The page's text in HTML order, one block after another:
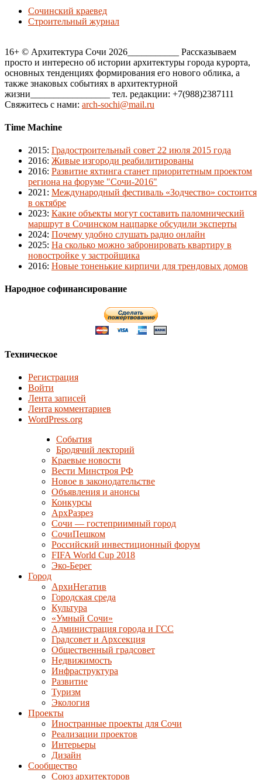
Сочинский краевед
Строительный журнал
16+ © Архитектура Сочи 2026___________ Рассказываем
просто и интересно об истории архитектуры города курорта,
основных тенденциях формирования его нового облика, а
также знаковых событиях в архитектурной
жизни_________________ тел. редакции: +7(988)2387111
Свяжитесь с нами: arch-sochi@mail.ru
Time Machine
2015: Градостроительный совет 22 июля 2015 года
2016: Живые изгороди реабилитированы
2016: Развитие яхтинга станет приоритетным проектом
региона на форуме "Сочи-2016"
2021 : Международный фестиваль «Зодчество» состоится
в октябре
2023: Какие объекты могут составить паломнический
маршрут в Сочинском нацпарке обсудили эксперты
2024: Почему удобно слушать радио онлайн
2025: На сколько можно забронировать квартиру в
новостройке у застройщика
2016: Новые тоненькие кирпичи для трендовых домов
Народное софинансирование
Техническое
Регистрация
Войти
Лента записей
Лента комментариев
WordPress.org
События
Бродячий лекторий
Краевые новости
Вести Минстроя РФ
Новое в законодательстве
Объявления и анонсы
Конкурсы
АрхРазрез
Сочи — гостеприимный город
СочиПешком
Российский инвестиционный форум
FIFA World Cup 2018
Эко-Берег
Город
АрхиНегатив
Городская среда
Культура
«Умный Сочи»
Администрация города и ГСС
Градсовет и Архсекция
Общественный градсовет
Недвижимость
Инфраструктура
Развитие
Туризм
Экология
Проекты
Иностранные проекты для Сочи
Реализации проектов
Интерьеры
Дизайн
Сообщество
Союз архитекторов